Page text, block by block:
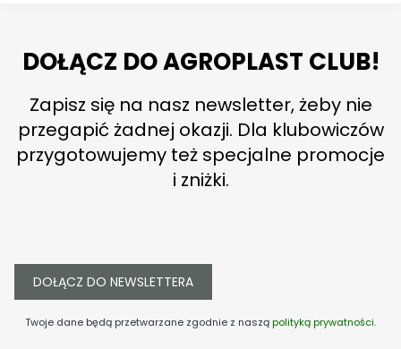
DOŁĄCZ DO AGROPLAST CLUB!
Zapisz się na nasz newsletter, żeby nie
przegapić żadnej okazji. Dla klubowiczów
przygotowujemy też specjalne promocje
i zniżki.
DOŁĄCZ DO NEWSLETTERA
Twoje dane będą przetwarzane zgodnie z nasząpolityką prywatności.